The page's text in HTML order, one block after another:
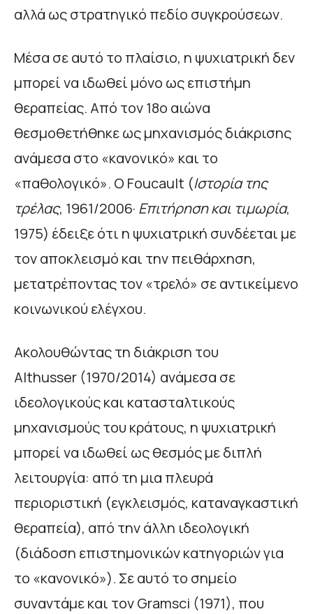
αλλά ως στρατηγικό πεδίο συγκρούσεων.
Μέσα σε αυτό το πλαίσιο, η ψυχιατρική δεν
μπορεί να ιδωθεί μόνο ως επιστήμη
θεραπείας. Από τον 18ο αιώνα
θεσμοθετήθηκε ως μηχανισμός διάκρισης
ανάμεσα στο «κανονικό» και το
«παθολογικό». Ο Foucault (Ιστορία της
τρέλας, 1961/2006· Επιτήρηση και τιμωρία,
1975) έδειξε ότι η ψυχιατρική συνδέεται με
τον αποκλεισμό και την πειθάρχηση,
μετατρέποντας τον «τρελό» σε αντικείμενο
κοινωνικού ελέγχου.
Ακολουθώντας τη διάκριση του
Althusser (1970/2014) ανάμεσα σε
ιδεολογικούς και κατασταλτικούς
μηχανισμούς του κράτους, η ψυχιατρική
μπορεί να ιδωθεί ως θεσμός με διπλή
λειτουργία: από τη μια πλευρά
περιοριστική (εγκλεισμός, καταναγκαστική
θεραπεία), από την άλλη ιδεολογική
(διάδοση επιστημονικών κατηγοριών για
το «κανονικό»). Σε αυτό το σημείο
συναντάμε και τον Gramsci (1971), που